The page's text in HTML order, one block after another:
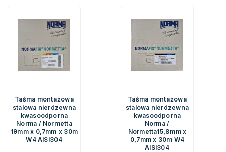
Taśma montażowa
stalowa nierdzewna
kwasoodporna
Norma / Normetta
19mm x 0,7mm x 30m
W4 AISI304
Taśma montażowa
stalowa nierdzewna
kwasoodporna
Norma /
Normetta15,8mm x
0,7mm x 30m W4
AISI304